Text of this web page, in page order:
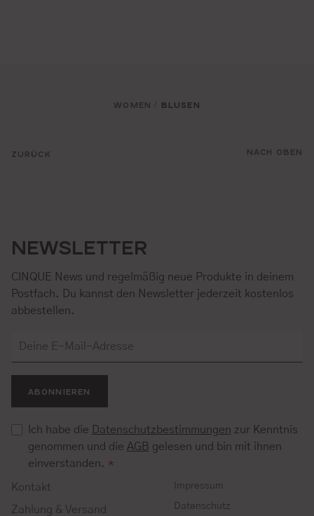
ZURÜCK
WOMEN BLUSEN
NACH OBEN
NEWSLETTER
CINQUE News und regelmäßig neue Produkte in deinem
Postfach. Du kannst den Newsletter jederzeit kostenlos
abbestellen.
ABONNIEREN
Ich habe die Datenschutzbestimmungen zur Kenntnis
genommen und die AGB gelesen und bin mit ihnen
einverstanden. *
Kontakt
Zahlung & Versand
Impressum
Datenschutz